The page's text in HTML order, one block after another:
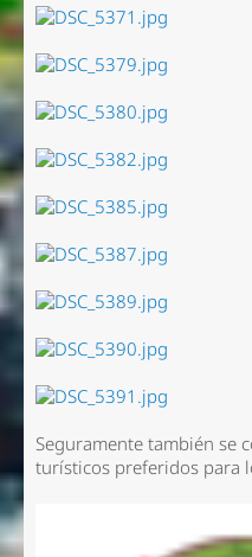
Seguramente también se
turísticos preferidos para